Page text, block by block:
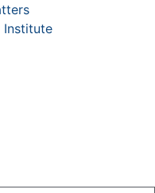
Institute